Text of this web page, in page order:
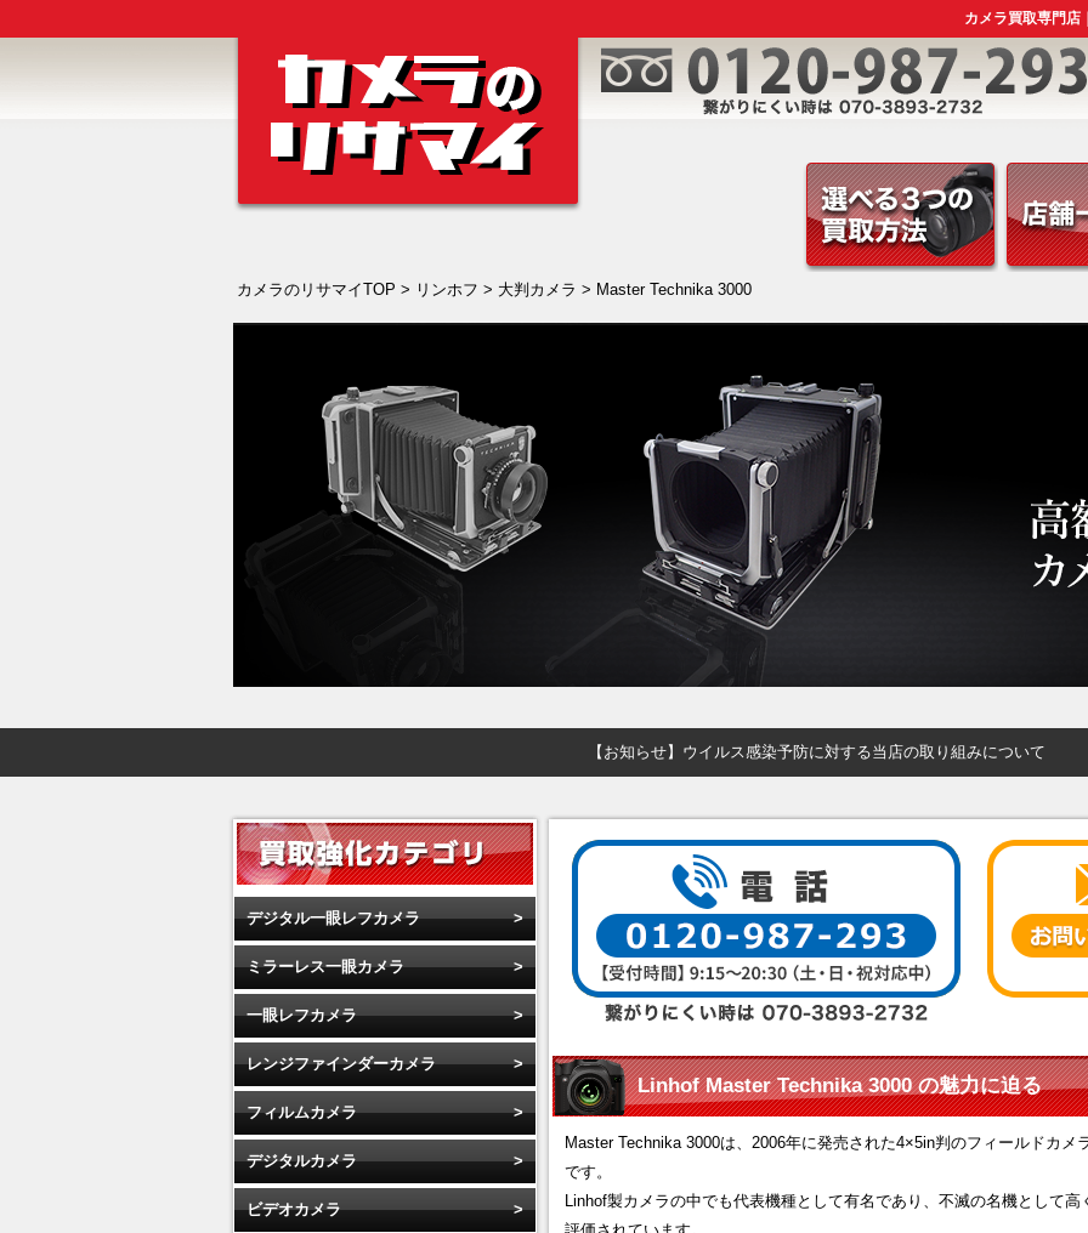
カメラ買取専門
カメラのリサマイTOP > リンホフ > 大判カメラ > Master Technika 3000
【お知らせ】ウイルス感染予防に対する当店の取り組みについて
Linhof Master Technika 3000 の魅力に迫る
Master Technika 3000は、2006年に発売された4×5in判のフィールドカメ
です。
Linhof製カメラの中でも代表機種として有名であり、不滅の名機として高
デジタル一眼レフカメラ
ミラーレス一眼カメラ
一眼レフカメラ
レンジファインダーカメラ
フィルムカメラ
デジタルカメラ
ビデオカメラ